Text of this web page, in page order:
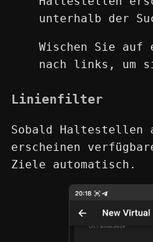
unterhalb der
Wischen Sie
nach links, um
Linienfilter
Sobald Haltestellen
erscheinen
Ziele automatisch.